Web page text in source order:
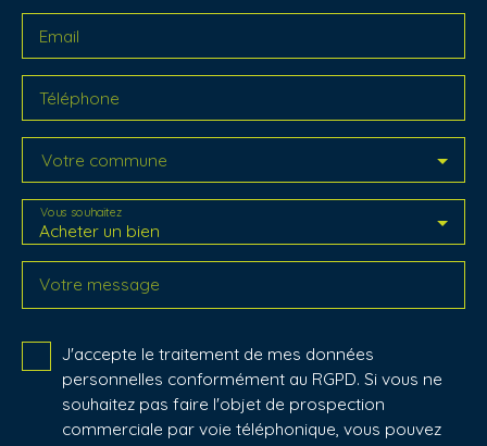
Email
Téléphone
Votre commune
Acheter un bien
Vous souhaitez
Votre message
J'accepte le traitement de mes données
personnelles conformément au RGPD. Si vous ne
souhaitez pas faire l'objet de prospection
commerciale par voie téléphonique, vous pouvez